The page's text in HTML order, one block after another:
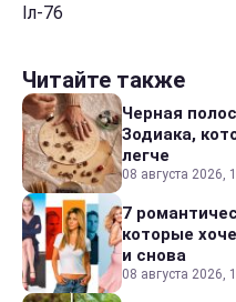
Іл-76
Читайте также
Черная
Зодиака,
легче
08 августа 2026,
7
которые
и снова
08 августа 2026,